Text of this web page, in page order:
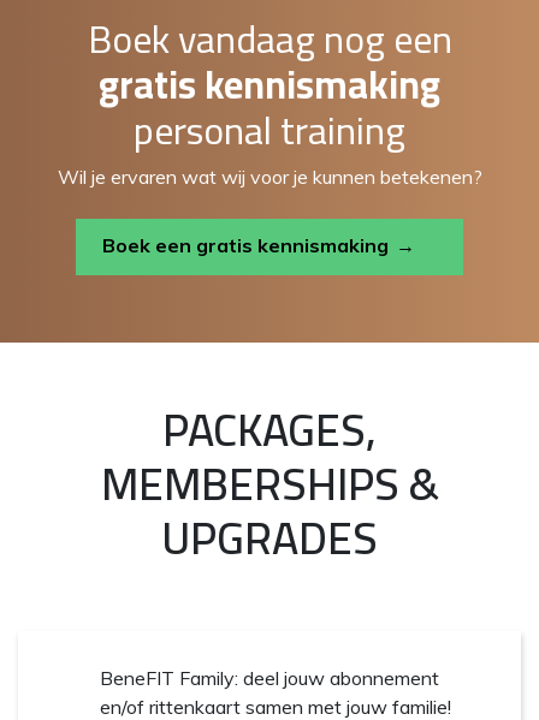
Boek vandaag nog een
gratis kennismaking
personal training
Wil je ervaren wat wij voor je kunnen betekenen?
Boek een gratis kennismaking
PACKAGES,
MEMBERSHIPS &
UPGRADES
BeneFIT Family: deel jouw abonnement
en/of rittenkaart samen met jouw familie!